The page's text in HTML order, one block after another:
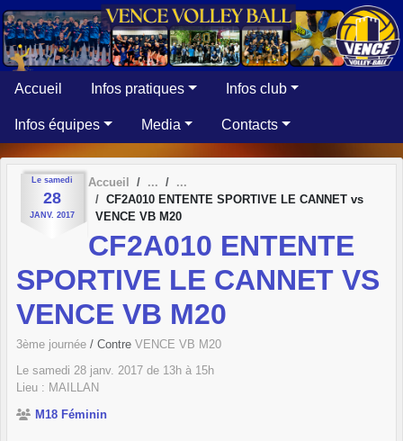
Accueil Infos pratiques Infos club
Infos équipes Media Contacts
Le samedi
28
JANV. 2017
Accueil
CF2A010 ENTENTE SPORTIVE LE CANNET vs
VENCE VB M20
CF2A010 ENTENTE
SPORTIVE LE CANNET VS
VENCE VB M20
3ème journée / Contre VENCE VB M20
Le samedi 28 janv. 2017 de 13h à 15h
Lieu : MAILLAN
M18 Féminin
Panneau de gestion des cookies